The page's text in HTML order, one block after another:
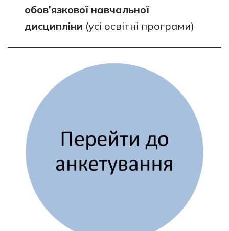
обов’язкової навчальної
дисципліни (усі освітні програми)